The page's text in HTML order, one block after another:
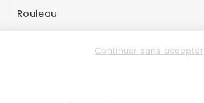
Rouleau
Continuer sans accepter